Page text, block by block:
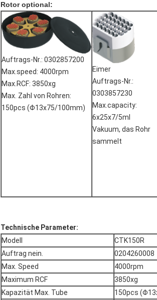
Rotor optional:
Auftrags-Nr.: 0302857200
Max.speed: 4000rpm
Max.RCF: 3850xg
Max. Zahl von Rohren:
150pcs (Φ13x75/100mm)
Eimer
Auftrags-Nr.:
0303857230
Max.capacity:
6x25x7/5ml
Vakuum, das Rohr
sammelt
Technische Parameter:
Modell
CTK150R
Auftrag nein.
0204260008
Max. Speed
4000rpm
Maximum RCF
3850xg
Kapazität Max. Tube
150pcs